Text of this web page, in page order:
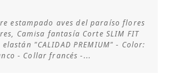
disponibilidad
estampado aves del paraíso flores
Camisa fantasía Corte SLIM FIT
"CALIDAD PREMIUM" - Color:
- Collar francés -...